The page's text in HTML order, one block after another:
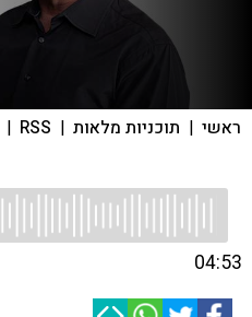
ראשי | תוכניות מלאות |
RSS
|
04:53